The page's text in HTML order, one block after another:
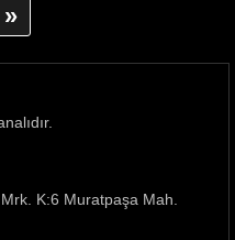
»
K:6 Muratpaşa Mah.